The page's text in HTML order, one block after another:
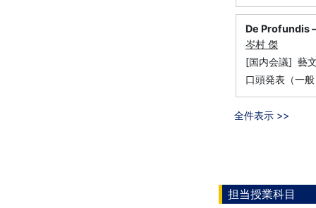
De Profundis
岑村 傑
[国内会議] 藝
口頭発表（一
全件表示 >>
担当授業科目